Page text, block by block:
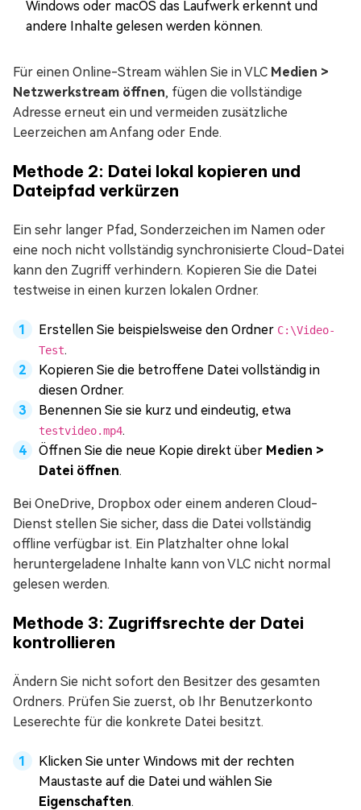
Windows oder macOS das Laufwerk erkennt und
andere Inhalte gelesen werden können.
Für einen Online-Stream wählen Sie in VLC Medien >
Netzwerkstream öffnen, fügen die vollständige
Adresse erneut ein und vermeiden zusätzliche
Leerzeichen am Anfang oder Ende.
Methode 2: Datei lokal kopieren und
Dateipfad verkürzen
Ein sehr langer Pfad, Sonderzeichen im Namen oder
eine noch nicht vollständig synchronisierte Cloud-Datei
kann den Zugriff verhindern. Kopieren Sie die Datei
testweise in einen kurzen lokalen Ordner.
Erstellen Sie beispielsweise den Ordner C:\Video-
Test.
Kopieren Sie die betroffene Datei vollständig in
diesen Ordner.
Benennen Sie sie kurz und eindeutig, etwa
testvideo.mp4.
Öffnen Sie die neue Kopie direkt über Medien >
Datei öffnen.
Bei OneDrive, Dropbox oder einem anderen Cloud-
Dienst stellen Sie sicher, dass die Datei vollständig
offline verfügbar ist. Ein Platzhalter ohne lokal
heruntergeladene Inhalte kann von VLC nicht normal
gelesen werden.
Methode 3: Zugriffsrechte der Datei
kontrollieren
Ändern Sie nicht sofort den Besitzer des gesamten
Ordners. Prüfen Sie zuerst, ob Ihr Benutzerkonto
Leserechte für die konkrete Datei besitzt.
Klicken Sie unter Windows mit der rechten
Maustaste auf die Datei und wählen Sie
Eigenschaften.